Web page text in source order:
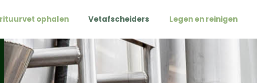
ophalen Vetafscheiders Legen en reinigen